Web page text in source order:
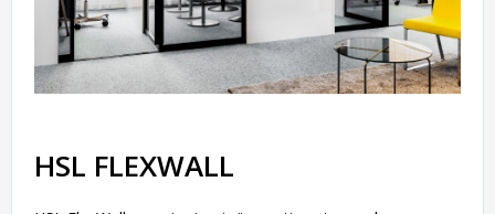
HSL FLEXWALL